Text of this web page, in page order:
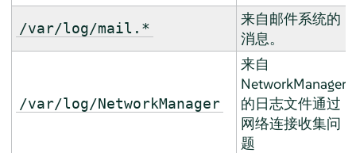
/var/log/mail.*
来自邮件系统的
消息。
/var/log/NetworkManager
来自
NetworkManager
的日志文件通过
网络连接收集问
题